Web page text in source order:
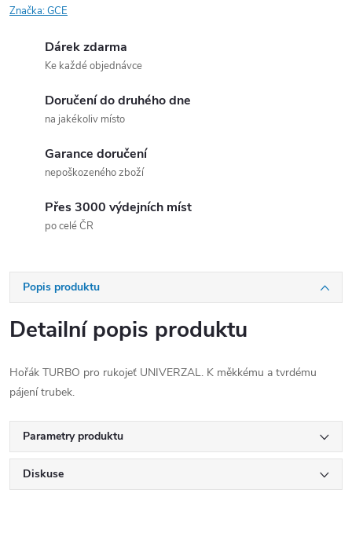
Značka:GCE
Dárek zdarma
Ke každé objednávce
Doručení do druhého dne
na jakékoliv místo
Garance doručení
nepoškozeného zboží
Přes 3000 výdejních míst
po celé ČR
Popis produktu
Detailní popis produktu
Hořák TURBO pro rukojeť UNIVERZAL. K měkkému a tvrdému
pájení trubek.
Parametry produktu
Diskuse